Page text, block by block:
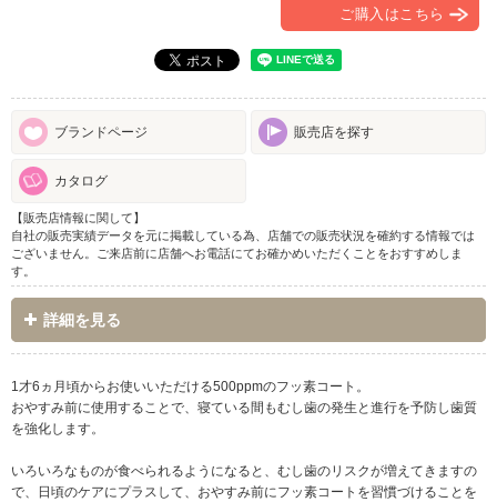
ご購入はこちら
ブランドページ 販売店を探す
カタログ
【販売店情報に関して】
自社の販売実績データを元に掲載している為、店舗での販売状況を確約する情報では
ございません。ご来店前に店舗へお電話にてお確かめいただくことをおすすめしま
す。
詳細を見る
1才6ヵ月頃からお使いいただける500ppmのフッ素コート。
おやすみ前に使用することで、寝ている間もむし歯の発生と進行を予防し歯質
を強化します。
いろいろなものが食べられるようになると、むし歯のリスクが増えてきますの
で、日頃のケアにプラスして、おやすみ前にフッ素コートを習慣づけることを